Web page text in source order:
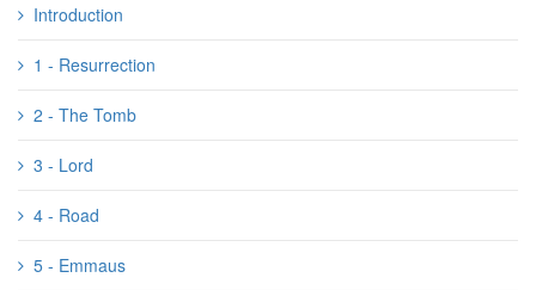
Introduction
1 - Resurrection
2 - The Tomb
3 - Lord
4 - Road
5 - Emmaus